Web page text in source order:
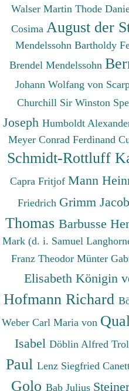
Walser Martin Thode
Cosima August der
Mendelssohn Bartholdy
Brendel Mendelssohn
Johann Wolfang von
Churchill Sir Winston
Joseph Humboldt
Meyer Conrad Ferdinand
Schmidt-Rottluff
Capra Fritjof Mann
Friedrich Grimm Jacob
Thomas Barbusse
Mark (d. i. Samuel
Franz Theodor Münter
Elisabeth Königin
Hofmann Richard
Weber Carl Maria von
Isabel Döblin Alfred
Paul Lenz Siegfried
Golo Bab Julius